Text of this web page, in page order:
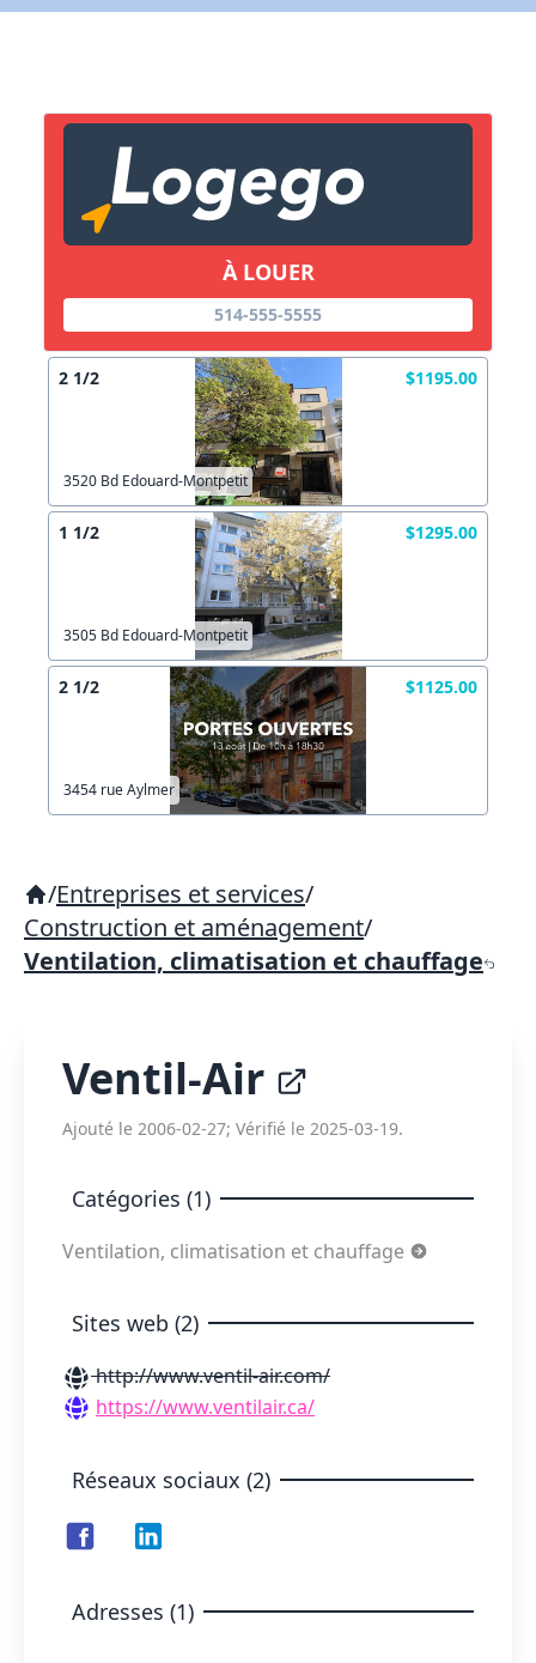
À LOUER
514-555-5555
2 1/2 $1195.00
3520 Bd Edouard-Montpetit
1 1/2 $1295.00
3505 Bd Edouard-Montpetit
2 1/2 $1125.00
3454 rue Aylmer
/Entreprises et services/
Construction et aménagement/
Ventilation, climatisation et chauffage
Ventil-Air
Ajouté le 2006-02-27; Vérifié le 2025-03-19.
Catégories (1)
Ventilation, climatisation et chauffage
Sites web (2)
http://www.ventil-air.com/
https://www.ventilair.ca/
Réseaux sociaux (2)
Adresses (1)
Lien vers inscription (sera inclus dans courriel)
Copier lien
X Fermer
X Fermer